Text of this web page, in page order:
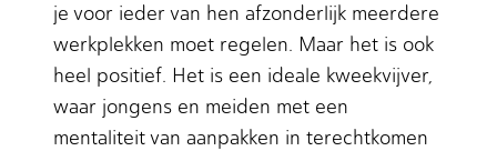
je voor ieder van hen afzonderlijk meerdere
werkplekken moet regelen. Maar het is ook
heel positief. Het is een ideale kweekvijver,
waar jongens en meiden met een
mentaliteit van aanpakken in terechtkomen